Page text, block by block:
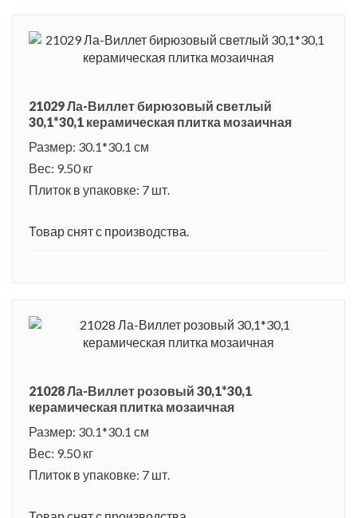
21029 Ла-Виллет бирюзовый светлый
30,1*30,1 керамическая плитка мозаичная
Размер: 30.1*30.1 см
Вес: 9.50 кг
Плиток в упаковке: 7 шт.
Товар снят с производства.
21028 Ла-Виллет розовый 30,1*30,1
керамическая плитка мозаичная
Размер: 30.1*30.1 см
Вес: 9.50 кг
Плиток в упаковке: 7 шт.